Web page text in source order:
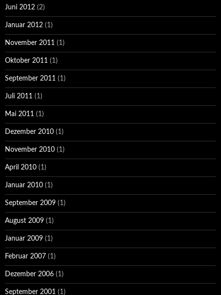
Juni 2012 (2)
Januar 2012 (1)
November 2011 (1)
Oktober 2011 (1)
September 2011 (1)
Juli 2011 (1)
Mai 2011 (1)
Dezember 2010 (1)
November 2010 (1)
April 2010 (1)
Januar 2010 (1)
September 2009 (1)
August 2009 (1)
Januar 2009 (1)
Februar 2007 (1)
Dezember 2006 (1)
September 2001 (1)